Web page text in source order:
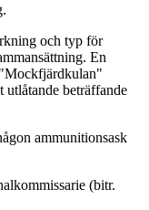
och typ för
En
utlåtande beträffande
ammunitionsask
(bitr.